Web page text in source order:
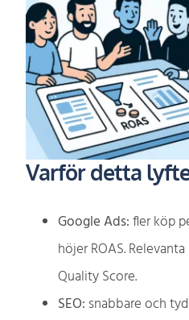
Varför detta
Google Ads:fler köp
höjer ROAS.
Quality Score.
SEO: snabbare och